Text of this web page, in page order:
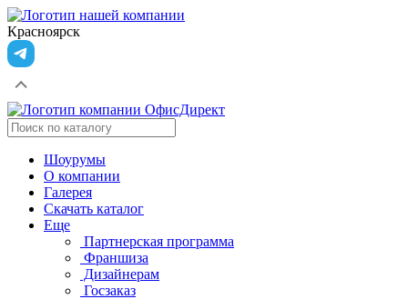
Красноярск
Шоурумы
О компании
Галерея
Скачать каталог
Еще
Партнерская программа
Франшиза
Дизайнерам
Госзаказ